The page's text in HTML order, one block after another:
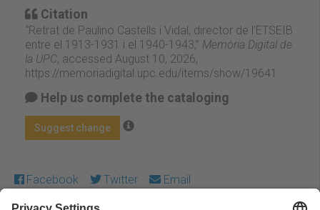
Citation
“Retrat de Paulino Castells i Vidal, director de l'ETSEIB
entre el 1913-1931 i el 1940-1943,” Memòria Digital de
la UPC, accessed August 10, 2026,
https://memoriadigital.upc.edu/items/show/19641 .
Help us complete the cataloging
Suggest change
Facebook Twitter Email